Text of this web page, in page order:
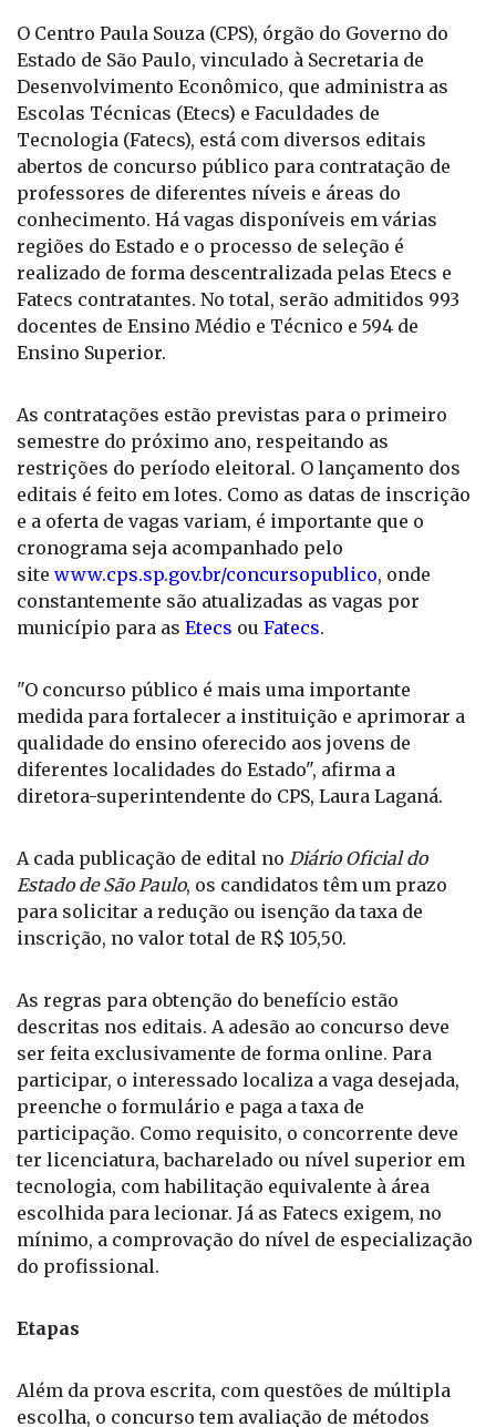
O Centro Paula Souza (CPS), órgão do Governo do
Estado de São Paulo, vinculado à Secretaria de
Desenvolvimento Econômico, que administra as
Escolas Técnicas (Etecs) e Faculdades de
Tecnologia (Fatecs), está com diversos editais
abertos de concurso público para contratação de
professores de diferentes níveis e áreas do
conhecimento. Há vagas disponíveis em várias
regiões do Estado e o processo de seleção é
realizado de forma descentralizada pelas Etecs e
Fatecs contratantes. No total, serão admitidos 993
docentes de Ensino Médio e Técnico e 594 de
As contratações estão previstas para o primeiro
semestre do próximo ano, respeitando as
restrições do período eleitoral. O lançamento dos
editais é feito em lotes. Como as datas de inscrição
e a oferta de vagas variam, é importante que o
cronograma seja acompanhado pelo
sitewww.cps.sp.gov.br/concursopublico, onde
constantemente são atualizadas as vagas por
"O concurso público é mais uma importante
medida para fortalecer a instituição e aprimorar a
qualidade do ensino oferecido aos jovens de
diferentes localidades do Estado", afirma a
A cada publicação de edital noDiário Oficial do
Estado de São Paulo, os candidatos têm um prazo
para solicitar a redução ou isenção da taxa de
As regras para obtenção do benefício estão
descritas nos editais. A adesão ao concurso deve
ser feita exclusivamente de forma online. Para
participar, o interessado localiza a vaga desejada,
preenche o formulário e paga a taxa de
participação. Como requisito, o concorrente deve
ter licenciatura, bacharelado ou nível superior em
tecnologia, com habilitação equivalente à área
escolhida para lecionar. Já as Fatecs exigem, no
mínimo, a comprovação do nível de especialização